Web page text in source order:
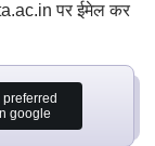
पर ईमेल कर
google